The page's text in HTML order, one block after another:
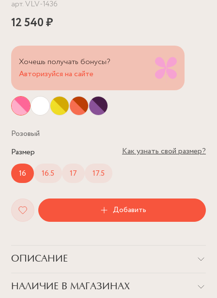
арт.VLV-1436
12 540 ₽
Хочешь получать бонусы?
Авторизуйся на сайте
Розовый
Размер
16
16.5 17 17.5
Как узнать свой размер?
Добавить
ОПИСАНИЕ
октагон способны покорить любое сердечко. Позвольте
НАЛИЧИЕ В МАГАЗИНАХ